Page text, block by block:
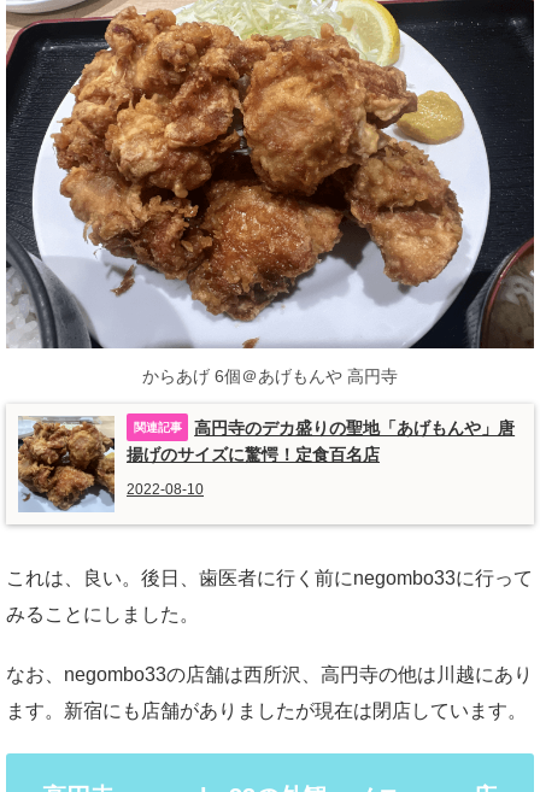
からあげ 6個＠あげもんや 高円寺
高円寺のデカ盛りの聖地「あげもんや」唐
揚げのサイズに驚愕！定食百名店
2022-08-10
これは、良い。後日、歯医者に行く前にnegombo33に行って
みることにしました。
なお、negombo33の店舗は西所沢、高円寺の他は川越にあり
ます。新宿にも店舗がありましたが現在は閉店しています。